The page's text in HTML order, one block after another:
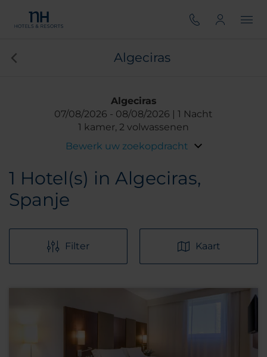
Algeciras
Algeciras
07/08/2026
08/08/2026
1 Nacht
1 kamer, 2 volwassenen
Bewerk uw zoekopdracht
1 Hotel(s) in Algeciras,
Spanje
Filter Kaart